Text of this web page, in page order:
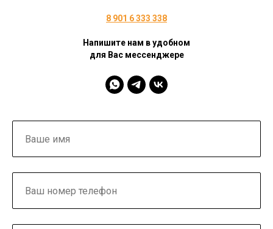
8 901 6 333 338
Напишите нам в удобном
для Вас мессенджере